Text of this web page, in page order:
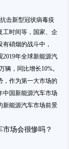
击新型冠状病毒疫
工时间等，国家、企
硝烟的战斗中，
2019年全球新能源汽
辆，同比增长10%。
，作为第一大市场的
中国新能源汽车市场
新能源汽车市场前景